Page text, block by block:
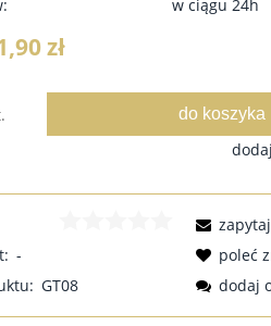
w ciągu 24h
zł
do koszyka
-
GT08
poleć
dodaj